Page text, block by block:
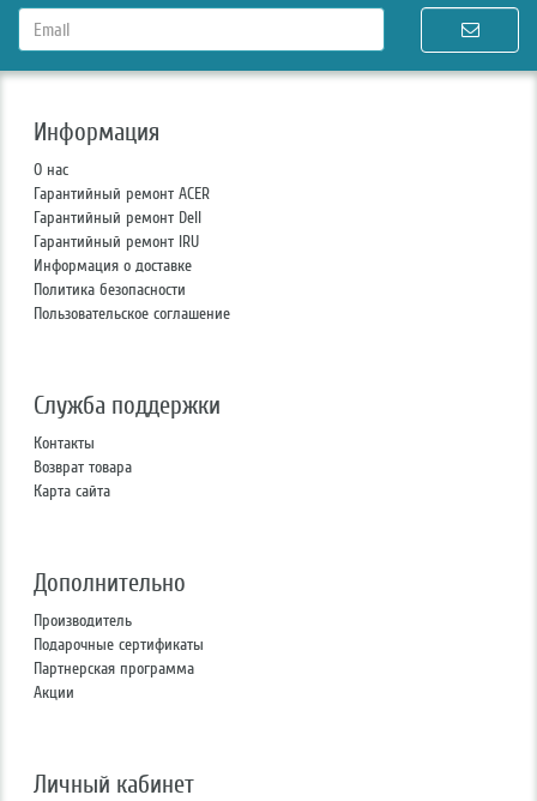
Информация
О нас
Гарантийный ремонт ACER
Гарантийный ремонт Dell
Гарантийный ремонт IRU
Информация о доставке
Политика безопасности
Пользовательское соглашение
Служба поддержки
Контакты
Возврат товара
Карта сайта
Дополнительно
Производитель
Подарочные сертификаты
Партнерская программа
Акции
Личный кабинет